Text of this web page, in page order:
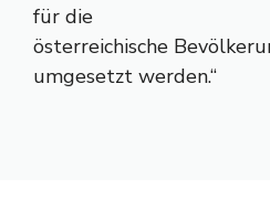
für die
österreichische
umgesetzt werden.“